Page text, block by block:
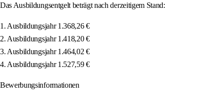
Das Ausbildungsentgelt beträgt nach derzeitigem Stand:
1. Ausbildungsjahr 1.368,26 €
2. Ausbildungsjahr 1.418,20 €
3. Ausbildungsjahr 1.464,02 €
4. Ausbildungsjahr 1.527,59 €
Bewerbungsinformationen